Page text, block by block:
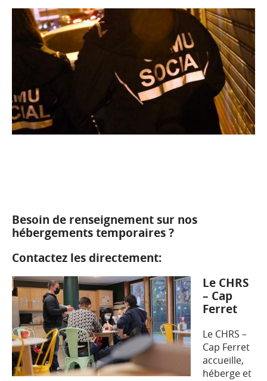
Besoin de renseignement sur nos
hébergements temporaires ?
Contactez les directement:
Le CHRS
– Cap
Ferret
Le CHRS –
Cap Ferret
accueille,
héberge et